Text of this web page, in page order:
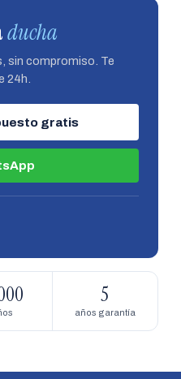
ducha
sin compromiso. Te
24h.
gratis
5
años garantía